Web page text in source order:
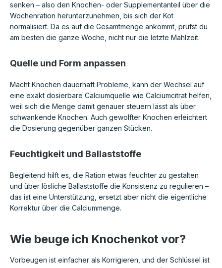
senken – also den Knochen- oder Supplementanteil über die
Wochenration herunterzunehmen, bis sich der Kot
normalisiert. Da es auf die Gesamtmenge ankommt, prüfst du
am besten die ganze Woche, nicht nur die letzte Mahlzeit.
Quelle und Form anpassen
Macht Knochen dauerhaft Probleme, kann der Wechsel auf
eine exakt dosierbare Calciumquelle wie Calciumcitrat helfen,
weil sich die Menge damit genauer steuern lässt als über
schwankende Knochen. Auch gewolfter Knochen erleichtert
die Dosierung gegenüber ganzen Stücken.
Feuchtigkeit und Ballaststoffe
Begleitend hilft es, die Ration etwas feuchter zu gestalten
und über lösliche Ballaststoffe die Konsistenz zu regulieren –
das ist eine Unterstützung, ersetzt aber nicht die eigentliche
Korrektur über die Calciummenge.
Wie beuge ich Knochenkot vor?
Vorbeugen ist einfacher als Korrigieren, und der Schlüssel ist